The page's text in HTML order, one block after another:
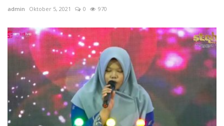
admin Oktober 5, 2021 0 970